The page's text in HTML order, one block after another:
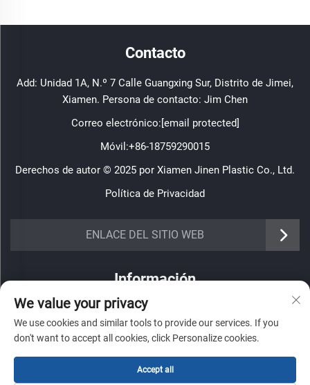
Contacto
Add: Unidad 1A, N.º 7 Calle Guangxing Sur, Distrito de Jimei,
Xiamen. Persona de contacto: Jim Chen
Correo electrónico:[email protected]
Móvil:+86-18759290015
Derechos de autor © 2025 por Xiamen Jinen Plastic Co., Ltd.
Política de Privacidad
ENLACE DEL SITIO WEB
https://www.jinenplastic.com/service
https://www.jinenplastic.com/projects
https://www.jinenplastic.com/news
https://www.jinenplastic.com/contact-us
Información
Regístrese para recibir nuestro boletín semanal
We value your privacy
We use cookies and similar tools to provide our services. If you
don't want to accept all cookies, click Personalize cookies.
Accept all